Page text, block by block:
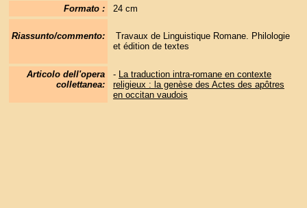
Formato :
24 cm
Riassunto/commento:
Travaux de Linguistique Romane. Philologie
et édition de textes
Articolo dell'opera
collettanea:
- La traduction intra-romane en contexte
religieux : la genèse des Actes des apôtres
en occitan vaudois